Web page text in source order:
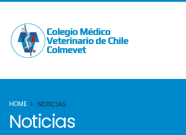
HOME NOTICIAS
Noticias